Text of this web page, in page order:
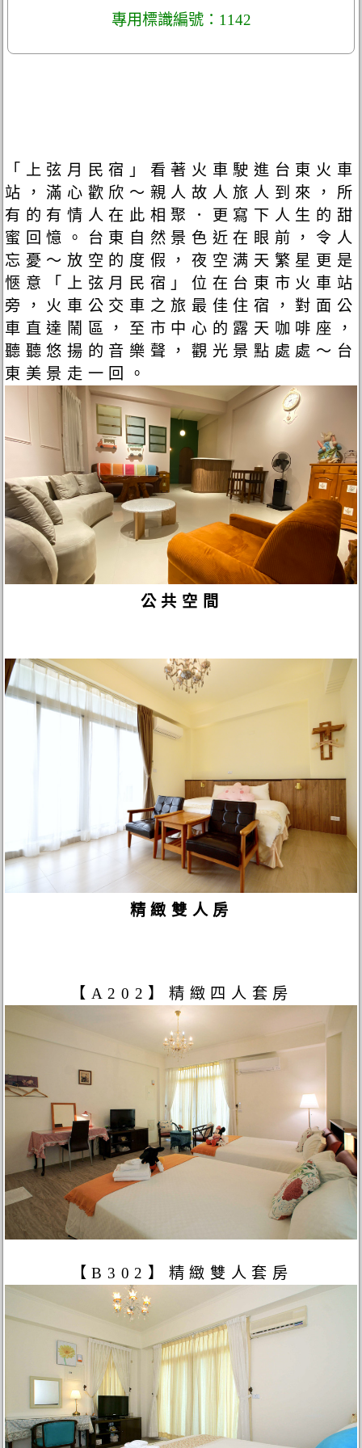
專用標識編號：1142
「上弦月民宿」看著火車駛進台東火車
站，滿心歡欣～親人故人旅人到來，所
有的有情人在此相聚．更寫下人生的甜
蜜回憶。台東自然景色近在眼前，令人
忘憂～放空的度假，夜空满天繁星更是
愜意「上弦月民宿」位在台東市火車站
旁，火車公交車之旅最佳住宿，對面公
車直達鬧區，至市中心的露天咖啡座，
聽聽悠揚的音樂聲，觀光景點處處～台
東美景走一回。
公共空間
精緻雙人房
【A202】精緻四人套房
【B302】精緻雙人套房